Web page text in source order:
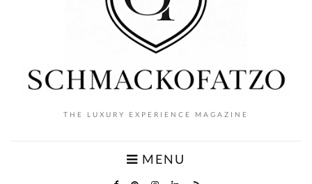
THE LUXURY EXPERIENCE MAGAZINE
MENU